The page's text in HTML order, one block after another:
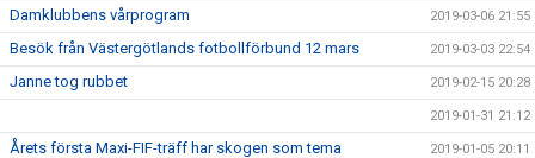
Damklubbens vårprogram 2019-03-06 21:55
Besök från Västergötlands fotbollförbund 12 mars 2019-03-03 22:54
Janne tog rubbet 2019-02-15 20:28
2019-01-31 21:12
Årets första Maxi-FIF-träff har skogen som tema 2019-01-05 20:11